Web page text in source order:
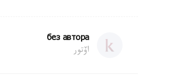
без автора
اۆتور